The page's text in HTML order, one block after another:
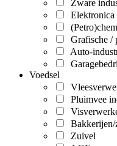
Zware
Elektronica
Grafische /
Auto-
Voedsel
Pluimvee
Bakkerijen/
Zuivel